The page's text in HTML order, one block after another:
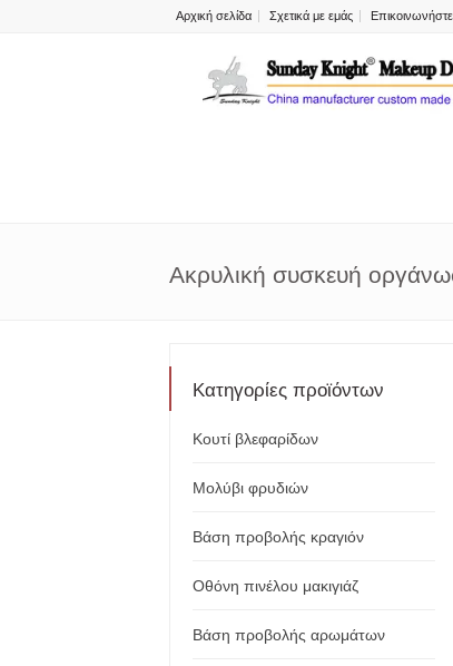
Αρχική σελίδα Σχετικά με εμάς
Ακρυλική συσκευή
Κατηγορίες προϊόντων
Κουτί βλεφαρίδων
Μολύβι φρυδιών
Βάση προβολής κραγιόν
Οθόνη πινέλου μακιγιάζ
Βάση προβολής αρωμάτων